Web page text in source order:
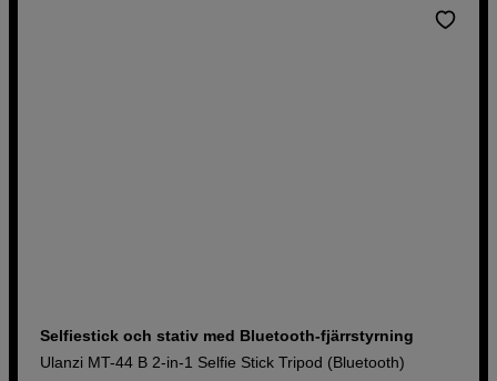
Selfiestick och stativ med Bluetooth-fjärrstyrning
Ulanzi MT-44 B 2-in-1 Selfie Stick Tripod (Bluetooth)